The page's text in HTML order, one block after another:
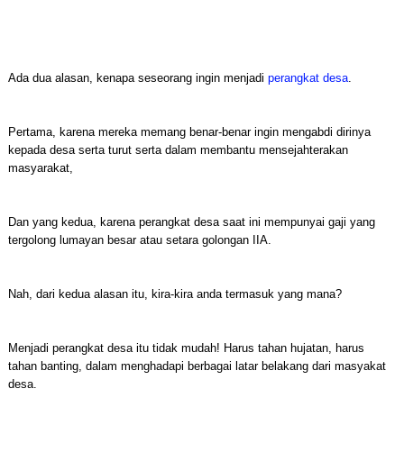
Ada dua alasan, kenapa seseorang ingin menjadi perangkat desa.
Pertama, karena mereka memang benar-benar ingin mengabdi dirinya
kepada desa serta turut serta dalam membantu mensejahterakan
masyarakat,
Dan yang kedua, karena perangkat desa saat ini mempunyai gaji yang
tergolong lumayan besar atau setara golongan IIA.
Nah, dari kedua alasan itu, kira-kira anda termasuk yang mana?
Menjadi perangkat desa itu tidak mudah! Harus tahan hujatan, harus
tahan banting, dalam menghadapi berbagai latar belakang dari masyakat
desa.